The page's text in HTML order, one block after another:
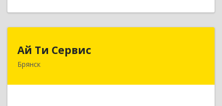
Ай Ти Сервис
Брянск